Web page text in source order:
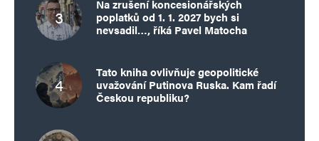
Na zrušení koncesionářských
poplatků od 1. 1. 2027 bych si
nevsadil…, říká Pavel Matocha
Tato kniha ovlivňuje geopolitické
uvažování Putinova Ruska. Kam řadí
Českou republiku?